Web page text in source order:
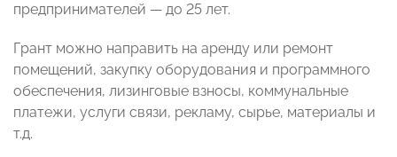
предпринимателей — до 25 лет.
Грант можно направить на аренду или ремонт
помещений, закупку оборудования и программного
обеспечения, лизинговые взносы, коммунальные
платежи, услуги связи, рекламу, сырье, материалы и
т.д.